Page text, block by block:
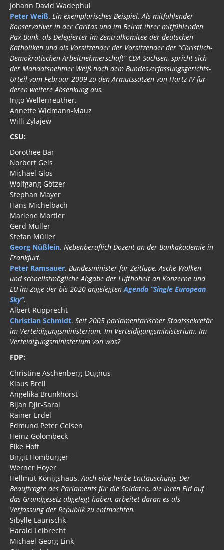
Johann David Wadephul
Peter Weiß. Ein exemplarisches Beispiel. Als mitfühlender
Konservativer in der Caritas und im Beirat ihrer mitfühlenden
Pax-Bank, als Delegierter im Zentralkomitee der deutschen
Katholiken und als Vorsitzender der Vorsitzender der “Christlich-
Demokratischen Arbeitnehmerschaft” CDA Sachsen, spricht sich
der Mandatsnehmer Weiß nach dem Bundesverfassungsgerichts-
Urteil vom Februar 2009 zu den Armutssätzen von Hartz IV für
deren weitere Absenkung aus.
Ingo Wellenreuther.
Annette Widmann-Mauz
Willi Zylajew
CSU:
Dorothee Bär
Norbert Geis
Michael Glos
Wolfgang Götzer
Stephan Mayer
Hans Michelbach
Marlene Mortler
Gerd Müller
Stefan Müller
Georg Nüßlein. Nebenberuflich Dozent an der Bankakademie in
Frankfurt.
Peter Ramsauer. Bundesminister für Zeitlupe, Asche-Wolken
und schnellstmögliche Abgabe der Lufthoheit an Konzerne und
EU im Zuge der bis 2020 angelegtenAgenda “Single European
Sky”.
Albert Rupprecht
Christian Schmidt. Seit 2005 parlamentarischer Staatssekretär
im Verteidigungsministerium. Im Verteidigungsministerium. Im
Verteidigungsministerium von was?
FDP:
Christine Aschenberg-Dugnus
Klaus Breil
Angelika Brunkhorst
Bijan Djir-Sarai
Rainer Erdel
Edmund Peter Geisen
Heinz Golombeck
Elke Hoff
Birgit Homburger
Werner Hoyer
Hellmut Königshaus.Auch eine herbe Enttäuschung. Der
Beauftragte des Parlaments für die Soldaten, die ihren Eid auf
das Grundgesetz abgelegt haben, arbeitet daran es als
Verfassung der Republik zu entmachten.
Sibylle Laurischk
Harald Leibrecht
Michael Georg Link